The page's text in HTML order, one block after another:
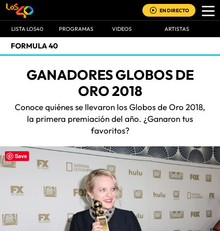
EN DIRECTO
LISTA LOS40 PROGRAMAS VIDEOS ARTISTAS
FORMULA 40
GANADORES GLOBOS DE
ORO 2018
Conoce quiénes se llevaron los Globos de Oro 2018,
la primera premiación del año. ¿Ganaron tus
favoritos?
Save